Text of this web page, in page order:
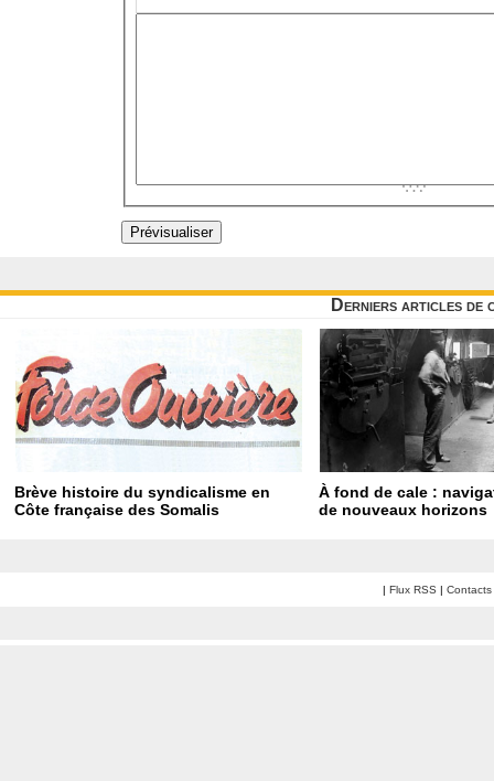
Derniers articles de
Brève histoire du syndicalisme en
Côte française des Somalis
À fond de cale :
de nouveaux horizons
| Flux RSS | Contacts